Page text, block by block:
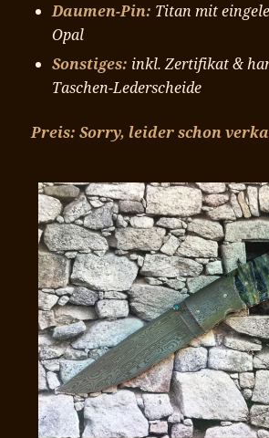
Daumen-Pin: Titan mit
Opal
Sonstiges: inkl. Zertifikat &
Taschen-Lederscheide
Preis: Sorry, leider schon